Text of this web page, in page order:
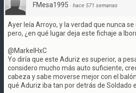
FMesa1995 · hace 571 semanas
Ayer leía Arroyo, y la verdad que nunca
pero, ¿en qué lugar deja este fichaje a
@MarkelHxC
Yo diría que este Aduriz es superior, a
considero mucho más auto suficiente,
cabeza y sabe moverse mejor con el
qué Aduriz iba tan por detrás de Soldado